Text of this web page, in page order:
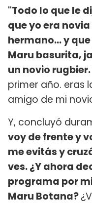
"Todo lo que le
que yo era
hermano... y
Maru basurita,
un novio rugbier.
primer año. eras
amigo de mi
Y, concluyó
voy de frente y
me evitás y
ves. ¿Y ahora
programa por
Maru Botana?